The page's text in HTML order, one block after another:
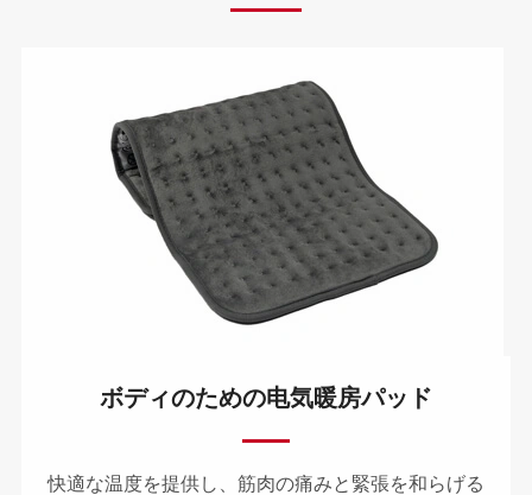
ボディのための电気暖房パッド
快適な温度を提供し、筋肉の痛みと緊張を和らげる